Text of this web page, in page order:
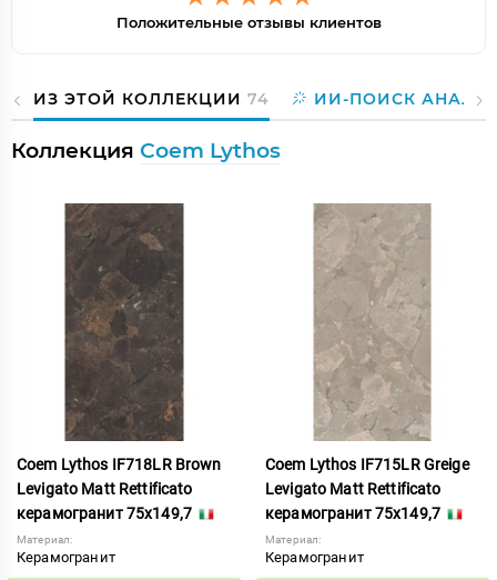
Положительные отзывы клиентов
ИЗ ЭТОЙ КОЛЛЕКЦИИ 74 ИИ-ПОИСК
Коллекция Coem Lythos
Coem Lythos IF718LR Brown
Levigato Matt Rettificato
керамогранит 75x149,7
Материал:
Керамогранит
Coem Lythos IF715LR Greige
Levigato Matt Rettificato
керамогранит 75x149,7
Материал:
Керамогранит